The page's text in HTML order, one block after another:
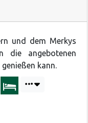
und dem Merkys
die angebotenen
kann.